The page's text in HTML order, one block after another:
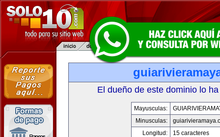
El dueño de este dominio lo
Mayusculas:
Minusculas:
Longitud:
15 caracteres